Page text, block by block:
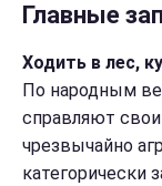
Главные
Ходить в лес,
По народным
справляют
чрезвычайно
категорически